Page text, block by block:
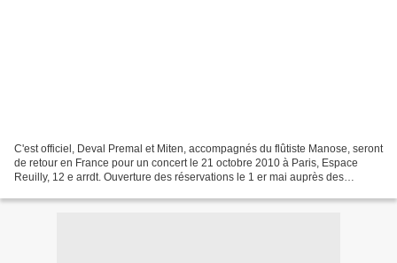
C'est officiel, Deval Premal et Miten, accompagnés du flûtiste Manose, seront
de retour en France pour un concert le 21 octobre 2010 à Paris, Espace
Reuilly, 12 e arrdt. Ouverture des réservations le 1 er mai auprès des